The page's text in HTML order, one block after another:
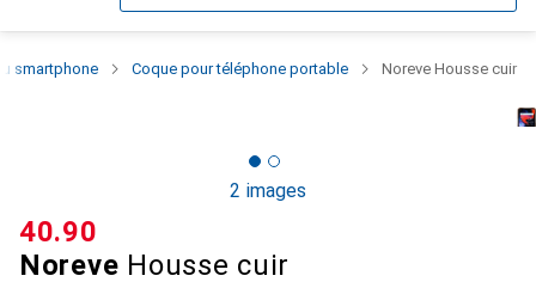
smartphone Coque pour téléphone portable Noreve Housse cuir
2 images
Noreve Housse cuir
CHF
40.90